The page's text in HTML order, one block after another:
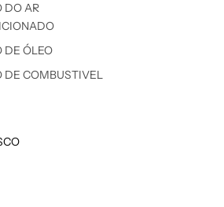
DO AR
DE ÓLEO
DE COMBUSTIVEL